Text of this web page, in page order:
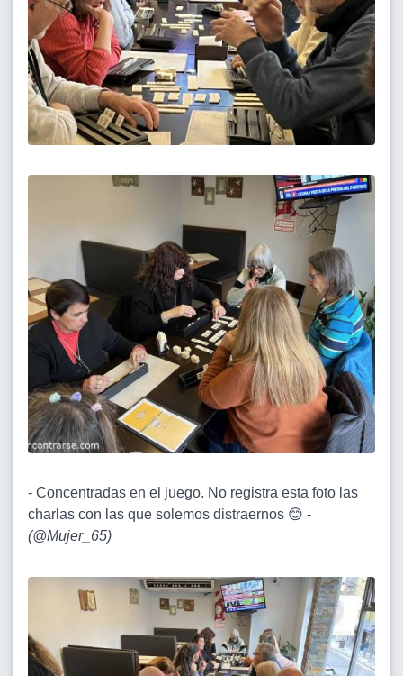
- Concentradas en el juego. No registra esta foto las
charlas con las que solemos distraernos 😊 -
(@Mujer_65)